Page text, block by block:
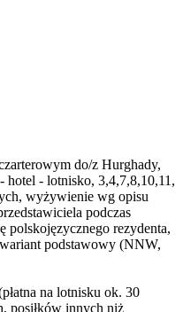
do/z Hurghady,
hotel - lotnisko, 3,4,7,8,10,11,
wyżywienie wg opisu
podczas
polskojęzycznego rezydenta,
podstawowy (NNW,
na lotnisku ok. 30
posiłków innych niż